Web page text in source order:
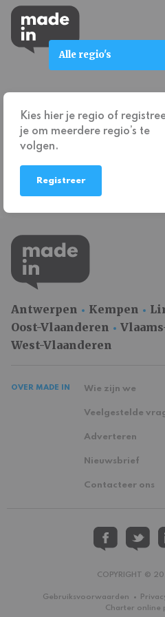
Alle regio's
Kies hier je regio of
je om meerdere regio’s te
volgen.
Registreer
E-mail*
Dit veld leeg laten aub
Antwerpen Kempen
Oost-Vlaanderen
West-Vlaanderen
OVER MADE IN Wie zijn we
Veelgestelde
Adverteren
Nieuwsbrief
Contacteer ons
COPYRIGHT ©
Gebruiksvoorwaarden
Charter online